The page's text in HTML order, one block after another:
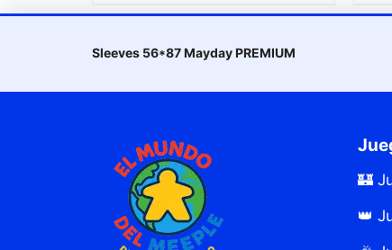
Sleeves 56*87 Mayday PREMIUM
🏰
👑